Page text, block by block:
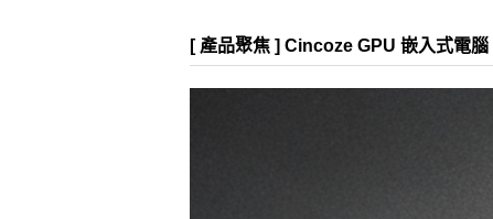
[ 產品聚焦 ] Cincoze GPU 嵌入式電腦